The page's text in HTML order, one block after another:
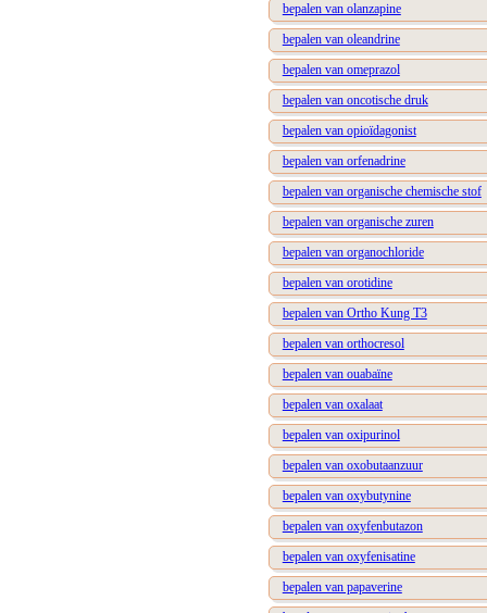
bepalen van olanzapine
bepalen van oleandrine
bepalen van omeprazol
bepalen van oncotische druk
bepalen van opioïdagonist
bepalen van orfenadrine
bepalen van organische chemische stof
bepalen van organische zuren
bepalen van organochloride
bepalen van orotidine
bepalen van Ortho Kung T3
bepalen van orthocresol
bepalen van ouabaïne
bepalen van oxalaat
bepalen van oxipurinol
bepalen van oxobutaanzuur
bepalen van oxybutynine
bepalen van oxyfenbutazon
bepalen van oxyfenisatine
bepalen van papaverine